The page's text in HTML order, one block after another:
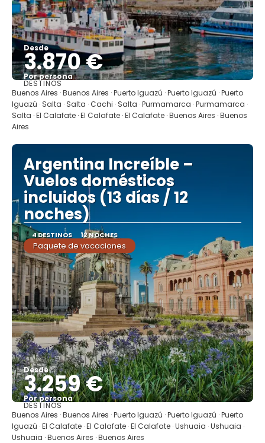
Desde
3.870 €
Por persona
Ver
DESTINOS
Buenos Aires · Buenos Aires · Puerto Iguazú · Puerto Iguazú · Puerto
Iguazú · Salta · Salta · Cachi · Salta · Purmamarca · Purmamarca ·
Salta · El Calafate · El Calafate · El Calafate · Buenos Aires · Buenos
Aires
Argentina Increíble –
Vuelos domésticos
incluidos (13 días / 12
noches)
4 DESTINOS 12 NOCHES
Paquete de vacaciones
Desde
3.259 €
Por persona
Ver
DESTINOS
Buenos Aires · Buenos Aires · Puerto Iguazú · Puerto Iguazú · Puerto
Iguazú · El Calafate · El Calafate · El Calafate · Ushuaia · Ushuaia ·
Ushuaia · Buenos Aires · Buenos Aires